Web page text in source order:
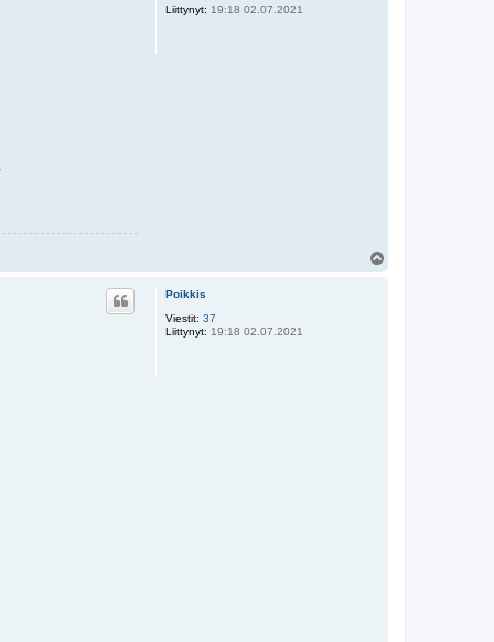
Liittynyt: 19:18 02.07.2021
Poikkis
Viestit: 37
Liittynyt: 19:18 02.07.2021